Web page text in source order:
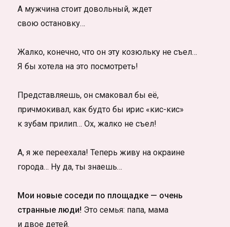
А мужчина стоит довольный, ждет
свою остановку…
Жалко, конечно, что он эту козюльку не съел…
Я бы хотела на это посмотреть!
Представляешь, он смаковал бы её,
причмокивал, как будто бы ирис «кис-кис»
к зубам прилип… Ох, жалко не съел!
А, я же переехала! Теперь живу на окраине
города… Ну да, ты знаешь…
Мои новые соседи по площадке — очень
странные люди! Это семья: папа, мама
и двое детей.